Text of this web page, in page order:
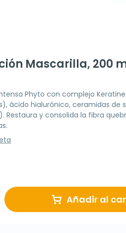
Mascarilla, 200
Phyto con complejo
ácido hialurónico, ceramidas de
Restaura y consolida la fibra
Añadir al